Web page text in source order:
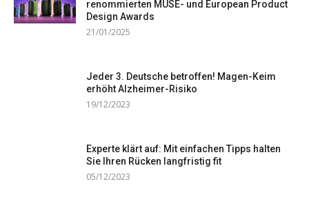
renommierten MUSE- und European Product
Design Awards
21/01/2025
Jeder 3. Deutsche betroffen! Magen-Keim
erhöht Alzheimer-Risiko
19/12/2023
Experte klärt auf: Mit einfachen Tipps halten
Sie Ihren Rücken langfristig fit
05/12/2023